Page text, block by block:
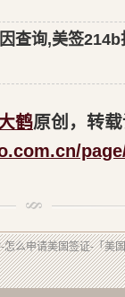
查询,美签214b
鹤原创，转
么申请美国签证-「美